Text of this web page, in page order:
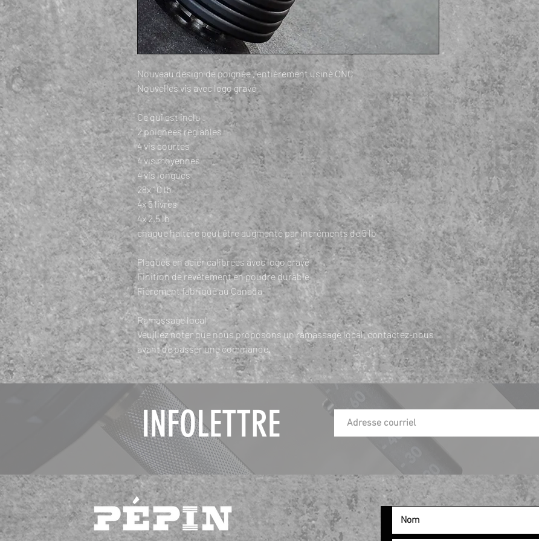
Nouveau design de poignée, entièrement usiné CNC
Nouvelles vis avec logo gravé
Ce qui est inclu :
2 poignées réglables
4 vis courtes
4 vis moyennes
4 vis longues
28x 10 lb
4x 5 livres
4x 2,5 lb
chaque haltère peut être augmenté par incréments de 5 lb
Plaques en acier calibrées avec logo gravé
Finition de revêtement en poudre durable
Fièrement fabriqué au Canada
Ramassage local
Veuillez noter que nous proposons un ramassage local, contactez-nous
avant de passer une commande.
INFOLETTRE